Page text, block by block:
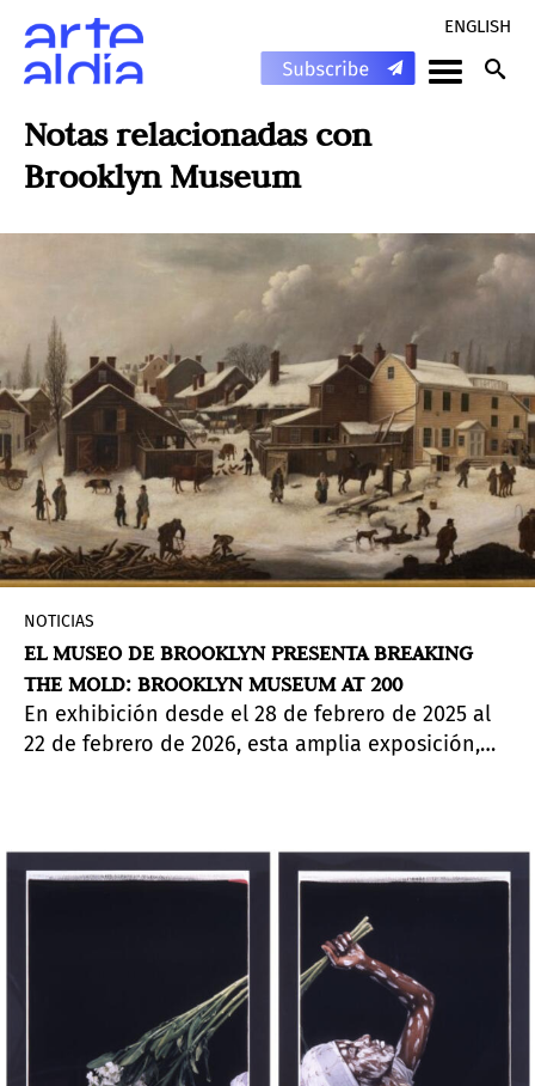
ENGLISH
Notas relacionadas con
Brooklyn Museum
NOTICIAS
EL MUSEO DE BROOKLYN PRESENTA BREAKING
THE MOLD: BROOKLYN MUSEUM AT 200
En exhibición desde el 28 de febrero de 2025 al
22 de febrero de 2026, esta amplia exposición,